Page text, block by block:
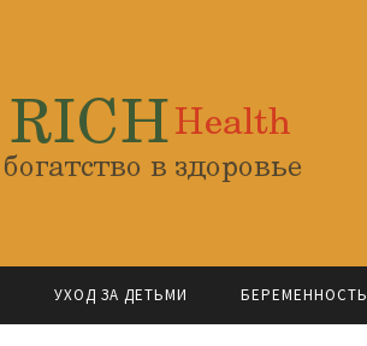
УХОД ЗА ДЕТЬМИ БЕРЕМЕННОСТЬ